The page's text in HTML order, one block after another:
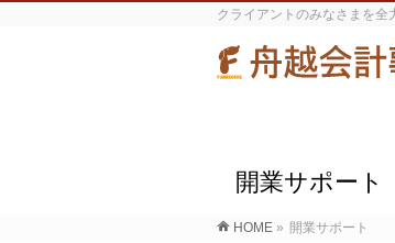
クライアントのみなさまを
開業サポート
HOME » 開業サポート